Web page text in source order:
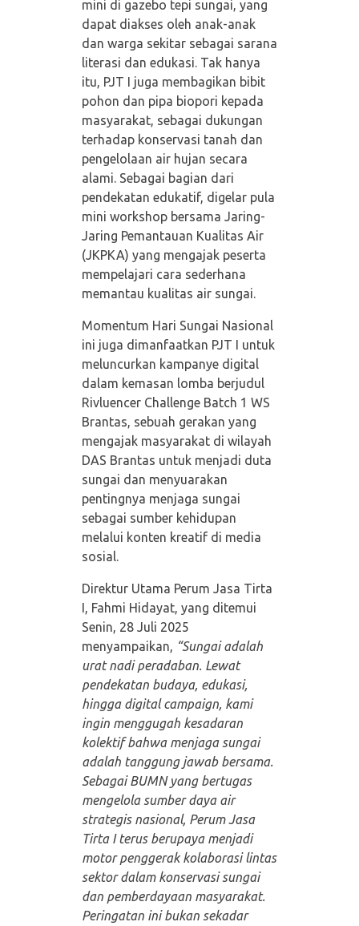
mini di gazebo tepi sungai, yang
dapat diakses oleh anak-anak
dan warga sekitar sebagai sarana
literasi dan edukasi. Tak hanya
itu, PJT I juga membagikan bibit
pohon dan pipa biopori kepada
masyarakat, sebagai dukungan
terhadap konservasi tanah dan
pengelolaan air hujan secara
alami. Sebagai bagian dari
pendekatan edukatif, digelar pula
mini workshop bersama Jaring-
Jaring Pemantauan Kualitas Air
(JKPKA) yang mengajak peserta
mempelajari cara sederhana
memantau kualitas air sungai.
Momentum Hari Sungai Nasional
ini juga dimanfaatkan PJT I untuk
meluncurkan kampanye digital
dalam kemasan lomba berjudul
Rivluencer Challenge Batch 1 WS
Brantas, sebuah gerakan yang
mengajak masyarakat di wilayah
DAS Brantas untuk menjadi duta
sungai dan menyuarakan
pentingnya menjaga sungai
sebagai sumber kehidupan
melalui konten kreatif di media
sosial.
Direktur Utama Perum Jasa Tirta
I, Fahmi Hidayat, yang ditemui
Senin, 28 Juli 2025
menyampaikan, “Sungai adalah
urat nadi peradaban. Lewat
pendekatan budaya, edukasi,
hingga digital campaign, kami
ingin menggugah kesadaran
kolektif bahwa menjaga sungai
adalah tanggung jawab bersama.
Sebagai BUMN yang bertugas
mengelola sumber daya air
strategis nasional, Perum Jasa
Tirta I terus berupaya menjadi
motor penggerak kolaborasi lintas
sektor dalam konservasi sungai
dan pemberdayaan masyarakat.
Peringatan ini bukan sekadar